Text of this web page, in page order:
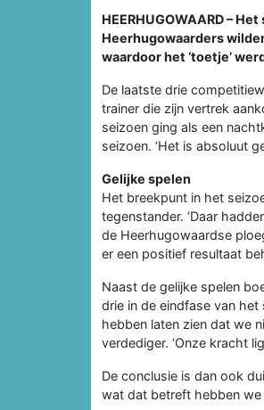
HEERHUGOWAARD –
Heerhugowaarders
waardoor het ‘toetje’
De laatste drie
trainer die zijn vertrek
seizoen ging als een
seizoen. ‘Het is absoluut
Gelijke spelen
Het breekpunt in het
tegenstander. ‘Daar
de Heerhugowaardse
er een positief resultaat
Naast de gelijke spelen
drie in de eindfase van het
hebben laten zien dat we
verdediger. ‘Onze kracht
De conclusie is dan ook
wat dat betreft hebben we